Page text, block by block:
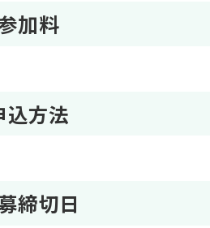
加料
込方法
締切日